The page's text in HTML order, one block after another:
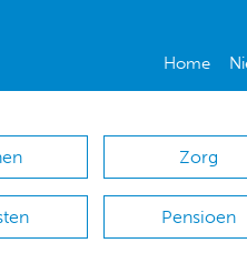
Home
Zorg
Pensioen